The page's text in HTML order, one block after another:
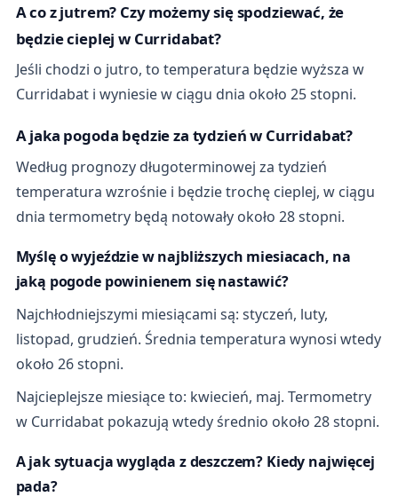
A co z jutrem? Czy możemy się spodziewać, że
będzie cieplej w Curridabat?
Jeśli chodzi o jutro, to temperatura będzie wyższa w
Curridabat i wyniesie w ciągu dnia około 25 stopni.
A jaka pogoda będzie za tydzień w Curridabat?
Według prognozy długoterminowej za tydzień
temperatura wzrośnie i będzie trochę cieplej, w ciągu
dnia termometry będą notowały około 28 stopni.
Myślę o wyjeździe w najbliższych miesiacach, na
jaką pogode powinienem się nastawić?
Najchłodniejszymi miesiącami są: styczeń, luty,
listopad, grudzień. Średnia temperatura wynosi wtedy
około 26 stopni.
Najcieplejsze miesiące to: kwiecień, maj. Termometry
w Curridabat pokazują wtedy średnio około 28 stopni.
A jak sytuacja wygląda z deszczem? Kiedy najwięcej
pada?